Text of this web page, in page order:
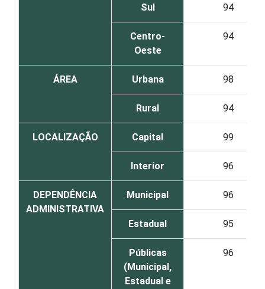
Sul 94
Centro-
Oeste
94
ÁREA Urbana 98
Rural 94
LOCALIZAÇÃO Capital 99
Interior 96
DEPENDÊNCIA
ADMINISTRATIVA
Municipal 96
Estadual 95
Públicas
(Municipal,
Estadual e
96